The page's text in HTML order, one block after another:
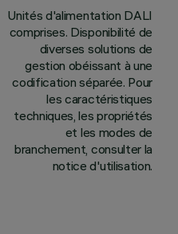
Unités d'alimentation DALI
comprises. Disponibilité de
diverses solutions de
gestion obéissant à une
codification séparée. Pour
les caractéristiques
techniques, les propriétés
et les modes de
branchement, consulter la
notice d'utilisation.